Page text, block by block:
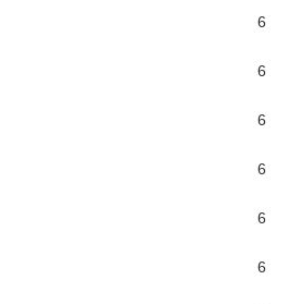
6
6
6
6
6
6